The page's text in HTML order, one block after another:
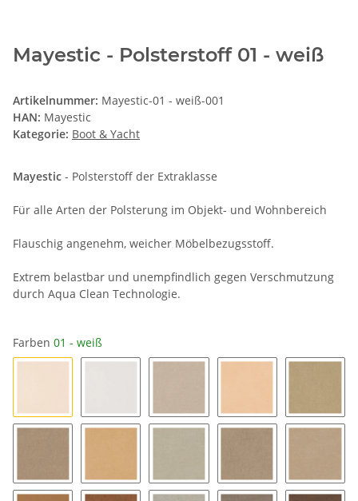
Mayestic - Polsterstoff 01 - weiß
Artikelnummer: Mayestic-01 - weiß-001
HAN: Mayestic
Kategorie: Boot & Yacht
Mayestic - Polsterstoff der Extraklasse
Für alle Arten der Polsterung im Objekt- und Wohnbereich
Flauschig angenehm, weicher Möbelbezugsstoff.
Extrem belastbar und unempfindlich gegen Verschmutzung
durch Aqua Clean Technologie.
Farben 01 - weiß
01 - weiß 324 - ivory 250 - natur 50 - hellbeige32 -
18 - dunkelbeige51 - sand 03 - sahara 52 - taupe 104 -